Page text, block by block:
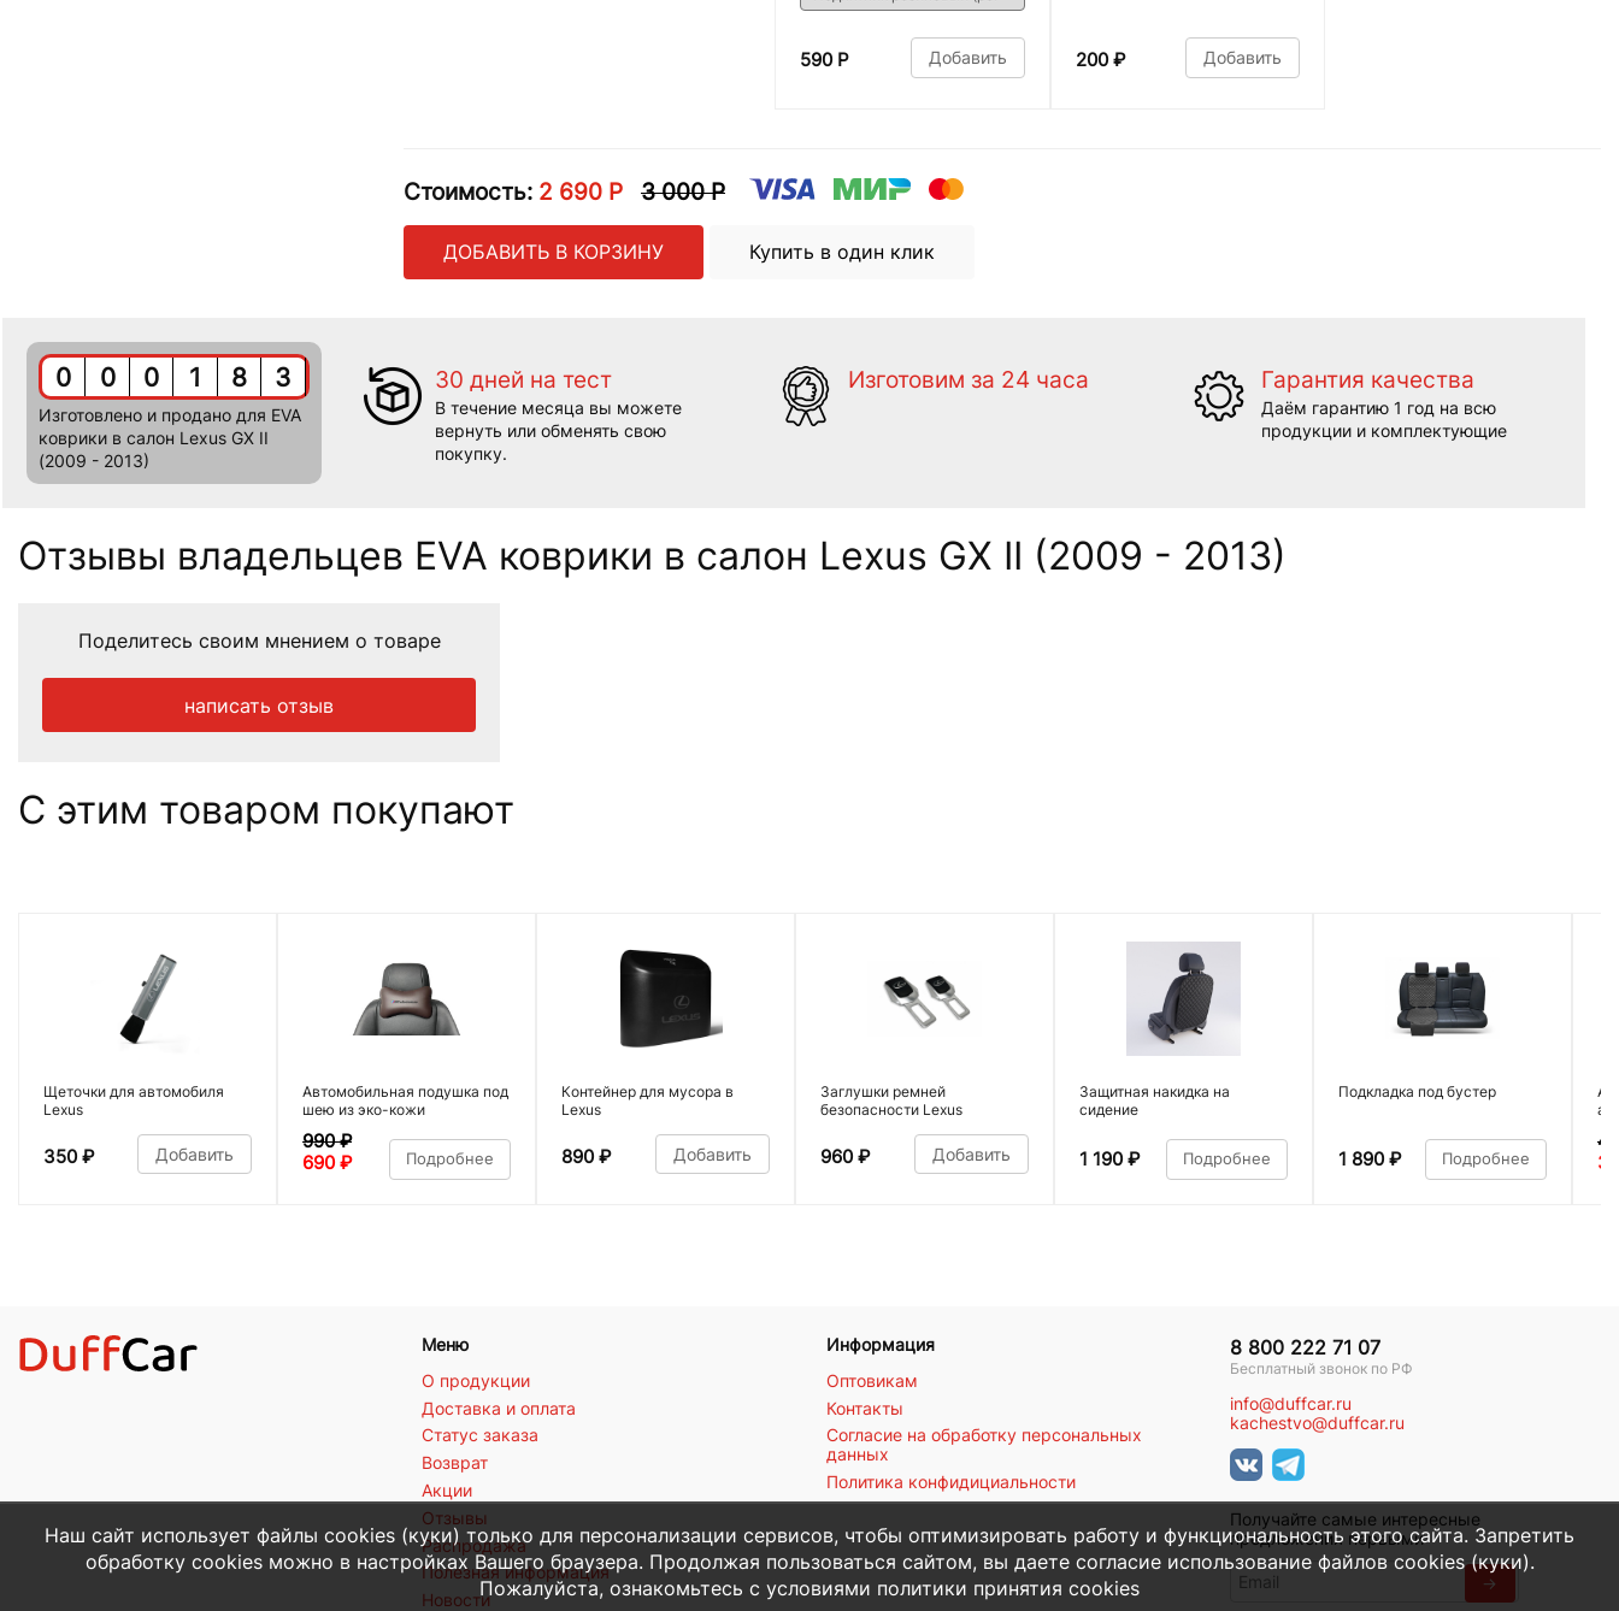
590 Р Добавить 200 ₽ Добавить
Стоимость: 2 690 Р 3 000 Р
ДОБАВИТЬ В КОРЗИНУ Купить в один клик
0 0 0 1 8 3
Изготовлено и продано для EVA
коврики в салон Lexus GX II
(2009 - 2013)
30 дней на тест
В течение месяца вы можете
вернуть или обменять свою
покупку.
Изготовим за 24 часа Гарантия качества
Даём гарантию 1 год на всю
продукции и комплектующие
Отзывы владельцев EVA коврики в салон Lexus GX II (2009 - 2013)
Поделитесь своим мнением о товаре
написать отзыв
С этим товаром покупают
Щеточки для автомобиля
Lexus
350 ₽ Добавить
Автомобильная подушка под
шею из эко-кожи
990₽
690 ₽ Подробнее
Контейнер для мусора в
Lexus
890 ₽ Добавить
Заглушки ремней
безопасности Lexus
960 ₽ Добавить
Защитная накидка на
сидение
1 190 ₽ Подробнее
Подкладка под бустер
1 890 ₽ Подробнее
4
3
Меню
О продукции
Доставка и оплата
Статус заказа
Возврат
Акции
Отзывы
Распродажа
Полезная информация
Новости
Информация
Оптовикам
Контакты
Согласие на обработку персональных
данных
Политика конфидициальности
8 800 222 71 07
Бесплатный звонок по РФ
info@duffcar.ru
kachestvo@duffcar.ru
Получайте самые интересные
предложения первыми
→
Наш сайт использует файлы cookies (куки) только для персонализации сервисов, чтобы оптимизировать работу и функциональность этого сайта. Запретить
обработку cookies можно в настройках Вашего браузера. Продолжая пользоваться сайтом, вы даете согласие использование файлов cookies (куки).
Пожалуйста, ознакомьтесь с условиями политики принятия сookies